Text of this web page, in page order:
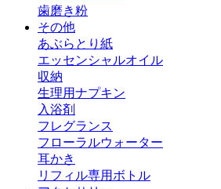
歯磨き粉
その他
あぶらとり紙
エッセンシャルオイル
収納
生理用ナプキン
入浴剤
フレグランス
フローラルウォーター
耳かき
リフィル専用ボトル